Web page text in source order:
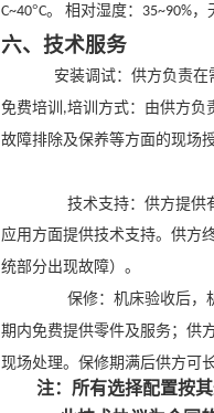
C~40°C。 相对湿度： 35~90%，
六、 技术服务
安装调试：供方负责
免费培训 ,培训方式：由供方负
故障排除及保养等方面的现场
技术支持：供方提供
应用方面提供技术支持。供方
统部分出现故障）。
保修：机床验收后，
期内免费提供零件及服务；供
现场处理。保修期满后供方可
注：所有选择配置按